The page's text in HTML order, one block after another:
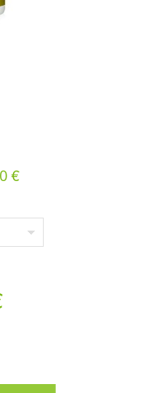
€Диапазон цен:
ВОЛОС С ОЛИВКОВОГО И